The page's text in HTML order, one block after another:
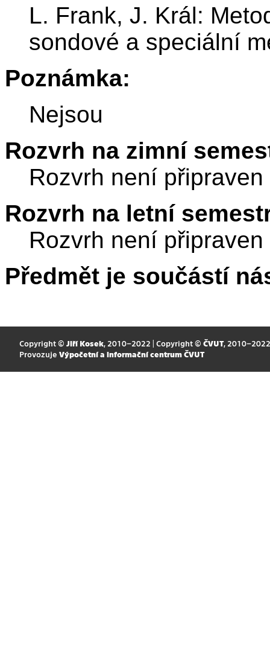
L. Frank, J. Král:
sondové a speciální
Poznámka:
Nejsou
Rozvrh na zimní
Rozvrh není připraven
Rozvrh na letní
Rozvrh není připraven
Předmět je součástí
Copyright © Jiří Kosek, 2010–2022 | Copyright © ČVUT, 2010–2022
Provozuje Výpočetní a informační centrum ČVUT